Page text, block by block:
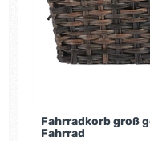
Fahrradkorb groß
Fahrrad